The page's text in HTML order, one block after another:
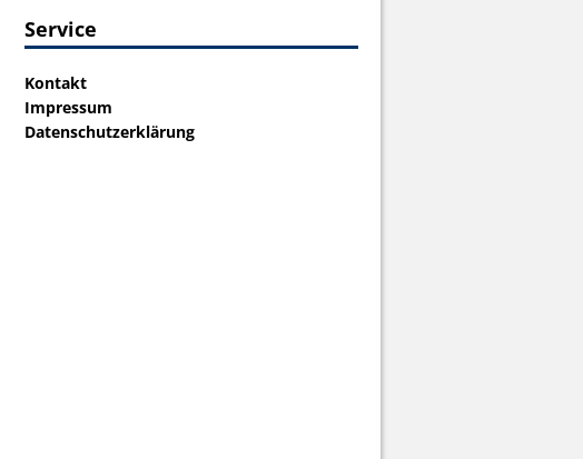
Service
Kontakt
Impressum
Datenschutzerklärung